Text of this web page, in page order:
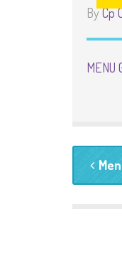
ByCp
MENU